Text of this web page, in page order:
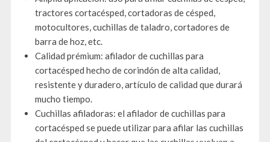
tractores cortacésped, cortadoras de césped,
motocultores, cuchillas de taladro, cortadores de
barra de hoz, etc.
Calidad prémium: afilador de cuchillas para
cortacésped hecho de corindón de alta calidad,
resistente y duradero, artículo de calidad que durará
mucho tiempo.
Cuchillas afiladoras: el afilador de cuchillas para
cortacésped se puede utilizar para afilar las cuchillas